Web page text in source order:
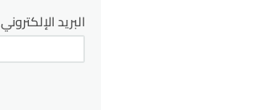
البريد الإلكتروني